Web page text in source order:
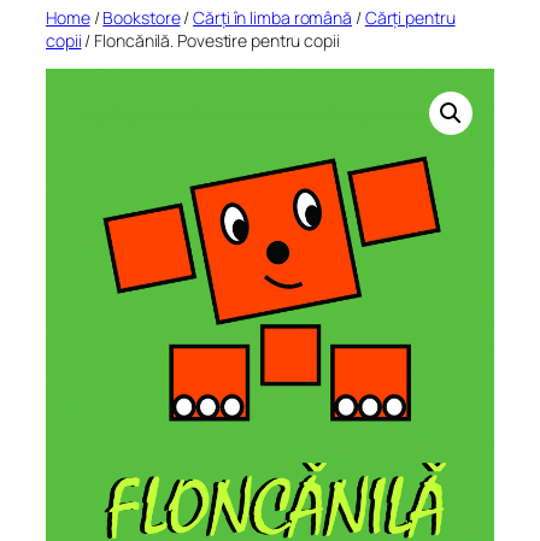
Home/Bookstore/Cărți în limba română /Cărți pentru
copii / Floncănilă. Povestire pentru copii